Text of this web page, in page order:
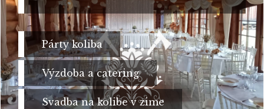
Párty koliba
Výzdoba a catering
Svadba na kolibe v zime